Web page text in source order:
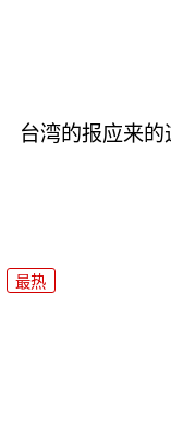
台湾的报应来
最热